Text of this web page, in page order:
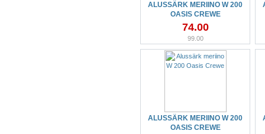
ALUSSÄRK MERIINO W 200
OASIS CREWE
74.00
99.00
ALUSSÄRK MERIINO W 200
OASIS CREWE